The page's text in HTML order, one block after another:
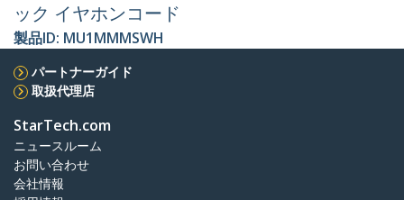
ック イヤホンコード
製品ID: MU1MMMSWH
パートナーガイド
取扱代理店
StarTech.com
ニュースルーム
お問い合わせ
会社情報